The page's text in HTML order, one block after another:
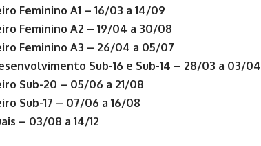
Feminino A1 – 16/03 a 14/09
Feminino A2 – 19/04 a 30/08
Feminino A3 – 26/04 a 05/07
Sub-16 e Sub-14 – 28/03 a 03/04
Sub-20 – 05/06 a 21/08
Sub-17 – 07/06 a 16/08
– 03/08 a 14/12